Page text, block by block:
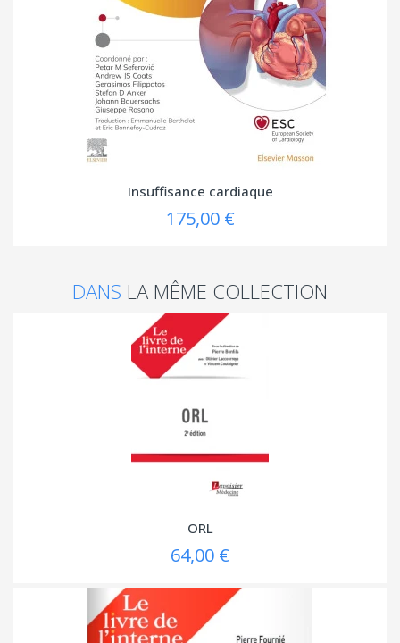
Insuffisance cardiaque
175,00 €
DANS LA MÊME COLLECTION
ORL
64,00 €